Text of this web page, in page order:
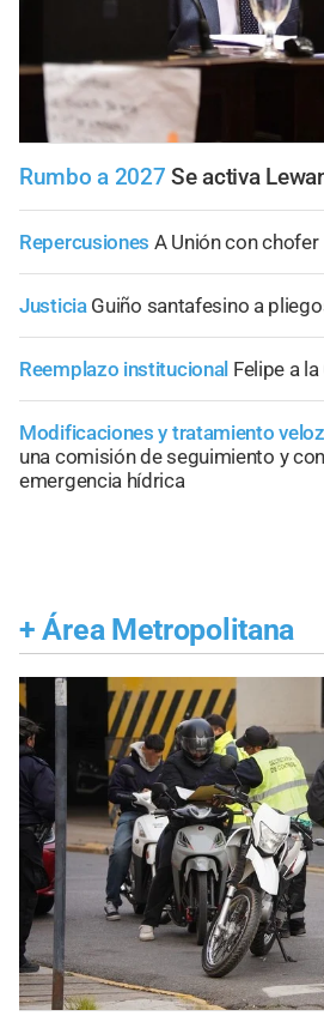
Rumbo a 2027 Se activa
Repercusiones A Unión con chofer
Justicia Guiño santafesino a
Reemplazo institucional Felipe a
Modificaciones y tratamiento veloz
una comisión de seguimiento y
emergencia hídrica
+ Área Metropolitana